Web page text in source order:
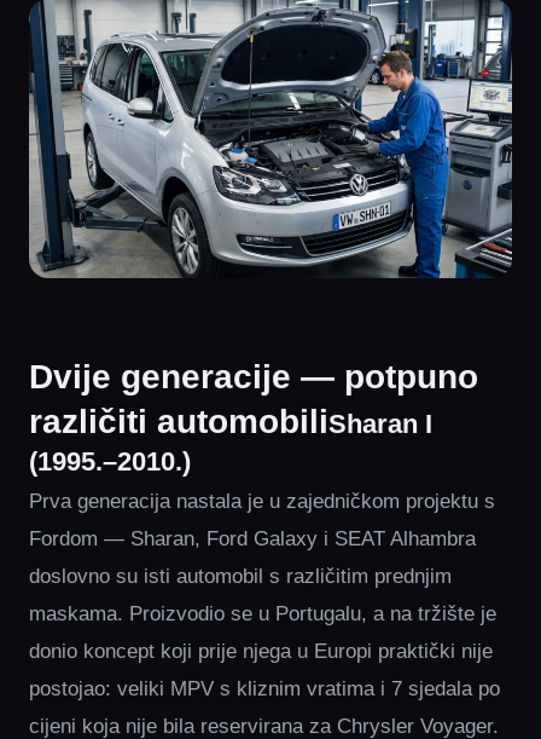
Dvije generacije — potpuno
različiti automobiliSharan I
(1995.–2010.)
Prva generacija nastala je u zajedničkom projektu s
Fordom — Sharan, Ford Galaxy i SEAT Alhambra
doslovno su isti automobil s različitim prednjim
maskama. Proizvodio se u Portugalu, a na tržište je
donio koncept koji prije njega u Europi praktički nije
postojao: veliki MPV s kliznim vratima i 7 sjedala po
cijeni koja nije bila reservirana za Chrysler Voyager.